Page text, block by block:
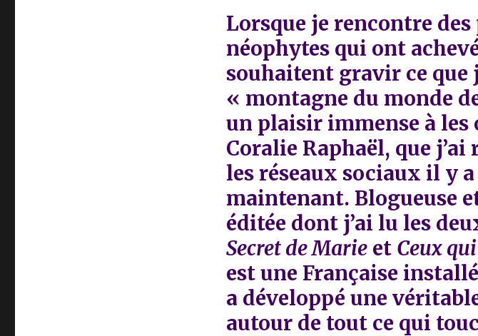
Lorsque je rencontre
néophytes qui ont
souhaitent gravir ce que
« montagne du monde
un plaisir immense à les
Coralie Raphaël, que
les réseaux sociaux il y
maintenant. Blogueuse
éditée dont j’ai lu les
Secret de Marieet Ceux
est une Française
a développé une
autour de tout ce qui